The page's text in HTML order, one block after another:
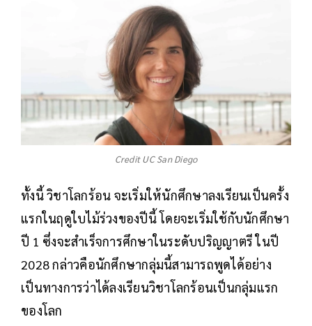
Credit UC San Diego
ทั้งนี้ วิชาโลกร้อน จะเริ่มให้นักศึกษาลงเรียนเป็นครั้ง
แรกในฤดูใบไม้ร่วงของปีนี้ โดยจะเริ่มใช้กับนักศึกษา
ปี 1 ซึ่งจะสำเร็จการศึกษาในระดับปริญญาตรี ในปี
2028 กล่าวคือนักศึกษากลุ่มนี้สามารถพูดได้อย่าง
เป็นทางการว่าได้ลงเรียนวิชาโลกร้อนเป็นกลุ่มแรก
ของโลก